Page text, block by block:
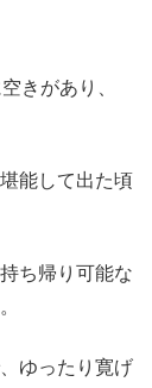
きがあり、
能して出た頃
ち帰り可能な
ゆったり寛げ